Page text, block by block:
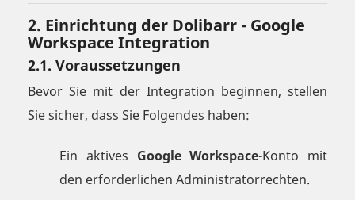
2. Einrichtung der Dolibarr - Google
Workspace Integration
2.1. Voraussetzungen
Bevor Sie mit der Integration beginnen, stellen
Sie sicher, dass Sie Folgendes haben:
Ein aktives Google Workspace-Konto mit
den erforderlichen Administratorrechten.